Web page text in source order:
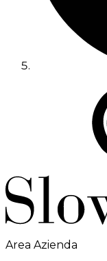
Area Azienda